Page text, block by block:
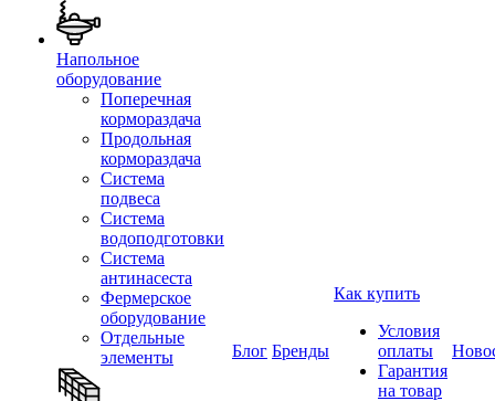
Напольное
оборудование
Поперечная
кормораздача
Продольная
кормораздача
Система
подвеса
Система
водоподготовки
Система
антинасеста
Фермерское
оборудование
Отдельные
элементы
Блог Бренды
Как купить
Условия
оплаты
Гарантия
на товар